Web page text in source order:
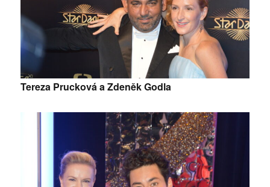
Tereza Prucková a Zdeněk Godla